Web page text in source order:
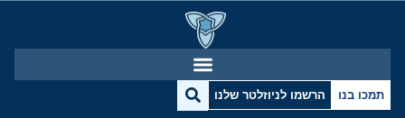
תמכו בנו הרשמו לניוזלטר שלנו